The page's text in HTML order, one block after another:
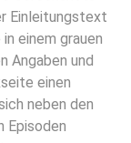
Einleitungstext
einem grauen
Angaben und
einen
neben den
Episoden